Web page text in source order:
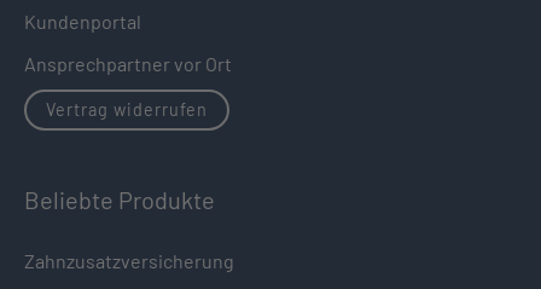
Kundenportal
Ansprechpartner vor Ort
Vertrag widerrufen
Beliebte Produkte
Zahnzusatzversicherung